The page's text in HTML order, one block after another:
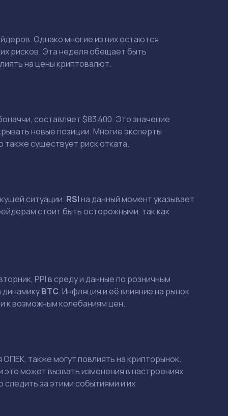
Однако многие из них остаются
рисков. Эта неделя обещает быть
на цены криптовалют.
составляет $83 400. Это значение
новые позиции. Многие эксперты
существует риск отката.
ситуации. RSIна данный момент указывает
стоит быть осторожными, так как
PPI в среду и данные по розничным
динамикуBTC. Инфляция и её влияние на рынок
к возможным колебаниям цен.
также могут повлиять на крипторынок.
может вызвать изменения в настроениях
за этими событиями и их